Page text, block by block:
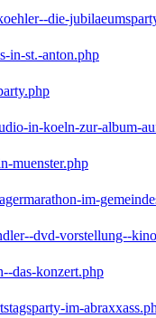
die-
in-st.-anton.php
in-koeln-zur-album-
muenster.php
im-
dvd-vorstellung--
das-konzert.php
im-